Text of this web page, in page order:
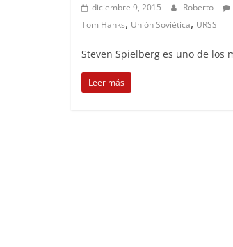
diciembre 9, 2015 Roberto
Tom Hanks, Unión Soviética, URSS
Steven Spielberg es uno de los
Leer más